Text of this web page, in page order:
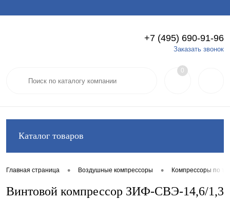
Вход Регистрация
+7 (495) 690-91-96
Заказать звонок
0
Каталог товаров
Главная страница • Воздушные компрессоры • Компрессоры по
Винтовой компрессор ЗИФ-СВЭ-14,6/1,3